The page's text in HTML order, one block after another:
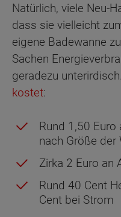
Natürlich, viele Neu-
dass sie vielleicht
eigene Badewanne
Sachen
geradezu
kostet:
Rund 1,50 Euro
nach Größe der
Zirka 2 Euro an
Rund 40 Cent
Cent bei Strom